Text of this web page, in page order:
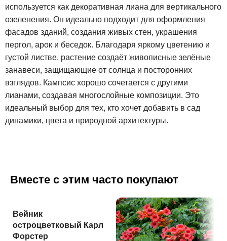
используется как декоративная лиана для вертикального
озеленения. Он идеально подходит для оформления
фасадов зданий, создания живых стен, украшения
пергол, арок и беседок. Благодаря яркому цветению и
густой листве, растение создаёт живописные зелёные
занавеси, защищающие от солнца и посторонних
взглядов. Кампсис хорошо сочетается с другими
лианами, создавая многослойные композиции. Это
идеальный выбор для тех, кто хочет добавить в сад
динамики, цвета и природной архитектуры.
Вместе с этим часто покупают
Вейник
остроцветковый Карл
Форстер